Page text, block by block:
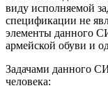
виду исполняемой
спецификации не
элементы данного
армейской обуви и
Задачами данного
человека: